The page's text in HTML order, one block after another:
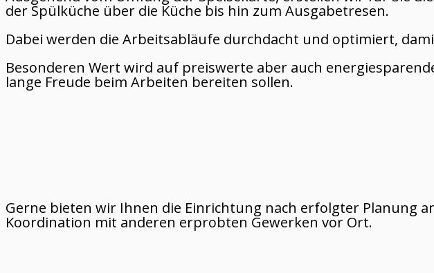
der Spülküche über die Küche bis hin zum Ausgabetresen.
Dabei werden die Arbeitsabläufe durchdacht und optimiert,
Besonderen Wert wird auf preiswerte aber auch
lange Freude beim Arbeiten bereiten sollen.
Gerne bieten wir Ihnen die Einrichtung nach erfolgter Planung
Koordination mit anderen erprobten Gewerken vor Ort.